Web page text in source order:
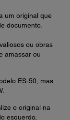
um original que
documento.
ou obras
amassar ou
ES-50, mas
o original na
esquerdo,